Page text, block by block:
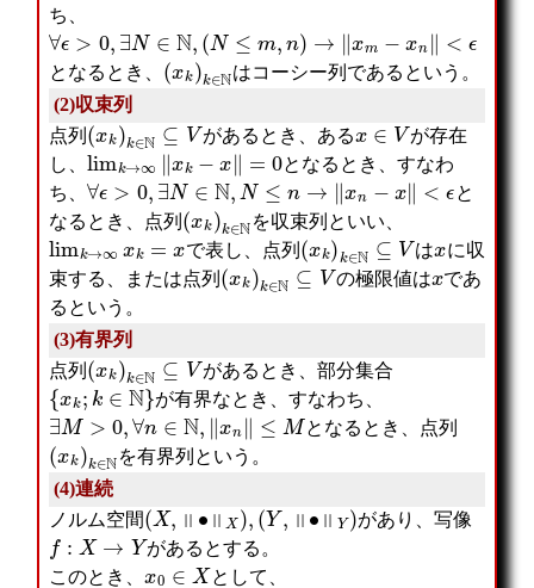
ち、
∀ > 0, ∃N∈ N,( N≤m ,n x − xn
となるとき、 ( k ) ∈N
はコーシー列であるという。
(2)収束列
点列 ( k ∈N ⊆Vがあるとき、ある ∈V
が存在
し、 limk→∞‖x − ‖=
となるとき、すなわ
ち、 ∀ > 0, ∃N∈ N,N ≤n→ ‖x − x ‖< ϵ
と
なるとき、点列 ( k ) ∈N
を収束列といい、
lim →∞ k = x で表し、点列 ( x k ∈N ⊆Vは
に収
束する、または点列 (x k ) k ∈N ⊆Vの極限値は
であ
るという。
(3)有界列
点列 ( k ∈N ⊆Vがあるとき、部分集合
{ x k ; k∈N}が有界なとき、すなわち、
∃ M >0 ,∀ n ∈ N, ‖x n‖≤ M となるとき、点列
( k ∈N
を有界列という。
(4)連続
ノルム空間 (X, ‖ X , (Y, ‖∙ Y があり、写像
f X→
があるとする。
このとき、
x ∈X として、